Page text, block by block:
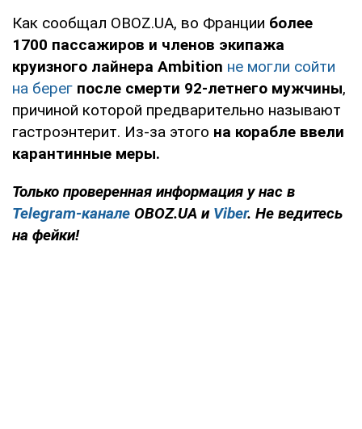
Как сообщал OBOZ.UA, во Франции более
1700 пассажиров и членов экипажа
круизного лайнера Ambition не могли сойти
на берег после смерти 92-летнего мужчины,
причиной которой предварительно называют
гастроэнтерит. Из-за этого на корабле ввели
карантинные меры.
Только проверенная информация у нас в
Telegram-канале OBOZ.UA и Viber. Не ведитесь
на фейки!